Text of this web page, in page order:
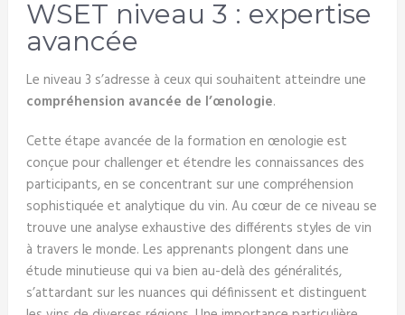
WSET niveau 3 : expertise
avancée
Le niveau 3 s’adresse à ceux qui souhaitent atteindre une
compréhension avancée de l’œnologie.
Cette étape avancée de la formation en œnologie est
conçue pour challenger et étendre les connaissances des
participants, en se concentrant sur une compréhension
sophistiquée et analytique du vin. Au cœur de ce niveau se
trouve une analyse exhaustive des différents styles de vin
à travers le monde. Les apprenants plongent dans une
étude minutieuse qui va bien au-delà des généralités,
s’attardant sur les nuances qui définissent et distinguent